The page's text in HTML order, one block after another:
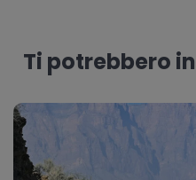
Ti potrebbero